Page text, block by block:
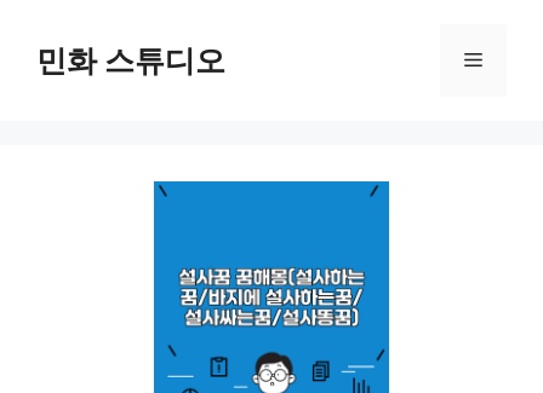
민화 스튜디오 메